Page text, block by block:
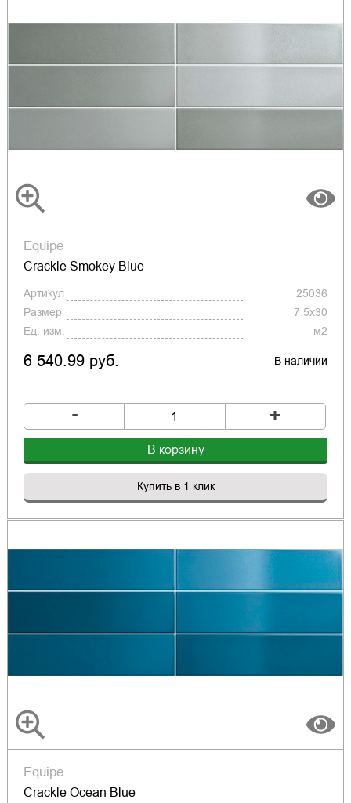
Equipe
Crackle Smokey Blue
Артикул
25036
Размер
7.5x30
Ед. изм.
м2
6 540.99 руб. В наличии
- +
В корзину
Купить в 1 клик
Equipe
Crackle Ocean Blue